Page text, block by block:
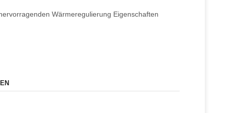
Wärmeregulierung Eigenschaften